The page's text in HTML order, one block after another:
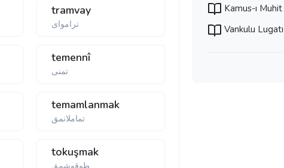
tramvay
تراموای
temennî
تمنی
temamlanmak
تماملانمق
tokuşmak
Kamus-ı Muhit
Vankulu Lugatı